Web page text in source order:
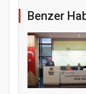
Benzer